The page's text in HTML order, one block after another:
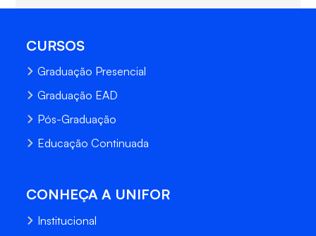
CURSOS
Graduação Presencial
Graduação EAD
Pós-Graduação
Educação Continuada
CONHEÇA A UNIFOR
Institucional